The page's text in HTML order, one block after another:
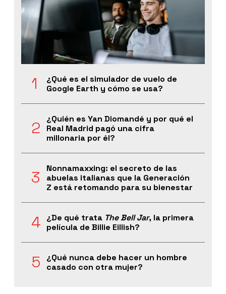
¿Qué es el simulador de vuelo de
Google Earth y cómo se usa?
¿Quién es Yan Diomandé y por qué el
Real Madrid pagó una cifra
millonaria por él?
Nonnamaxxing: el secreto de las
abuelas italianas que la Generación
Z está retomando para su bienestar
¿De qué trata The Bell Jar, la primera
película de Billie Eillish?
¿Qué nunca debe hacer un hombre
casado con otra mujer?